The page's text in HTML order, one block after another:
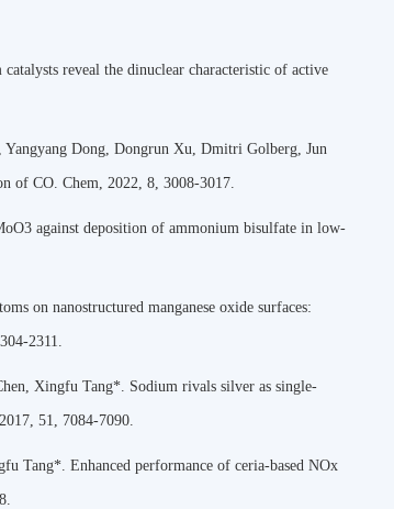
reveal the dinuclear characteristic of active
Dong, Dongrun Xu, Dmitri Golberg, Jun
of CO. Chem, 2022, 8, 3008-3017.
against deposition of ammonium bisulfate in low-
on nanostructured manganese oxide surfaces:
2311.
Xingfu Tang*. Sodium rivals silver as single-
51, 7084-7090.
Tang*. Enhanced performance of ceria-based NOx